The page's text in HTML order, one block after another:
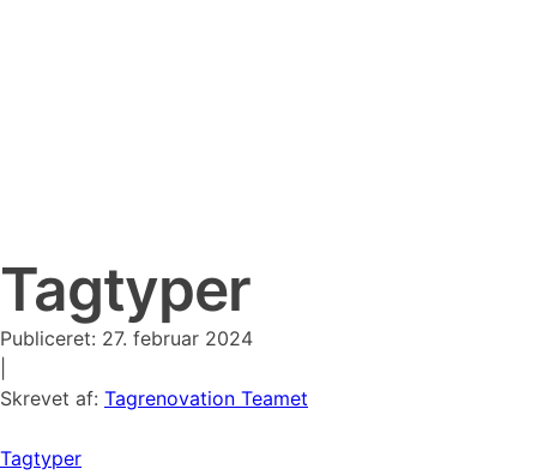
Tagtyper
Publiceret: 27. februar 2024
Skrevet af: Tagrenovation Teamet
Tagtyper